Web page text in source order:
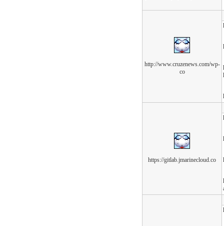
http://www.cruzenews.com/wp-
co
https://gitlab.jmarinecloud.co